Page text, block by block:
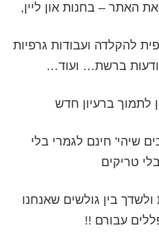
האתר – בחנות און ליין,
להקלדה ועבודות גרפיות
ברשת… ועוד…
לתמוך ברעיון חדש
שיהי' חינם לגמרי בלי
טריקים
בין גולשים שאנחנו
עבורם !!